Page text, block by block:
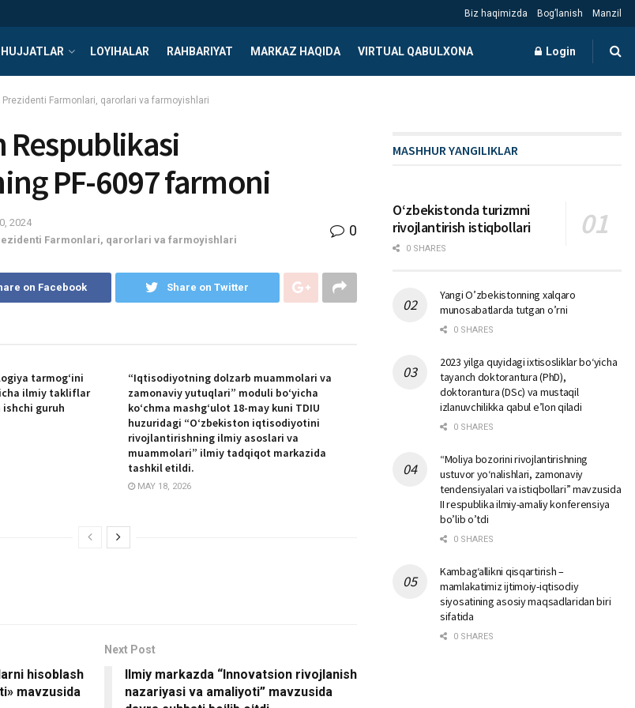
Biz haqimizda Bog’lanish Manzil
HUJJATLAR LOYIHALAR RAHBARIYAT MARKAZ HAQIDA VIRTUAL QABULXONA Login
Farmonlari, qarorlari va farmoyishlari
Respublikasi
PF-6097 farmoni
2024
Farmonlari, qarorlari va farmoyishlari
0
on Facebook Share on Twitter
tarmog‘ini
ilmiy takliflar
guruh
“Iqtisodiyotning dolzarb muammolari va
zamonaviy yutuqlari” moduli boʻyicha
koʻchma mashgʻulot 18-may kuni TDIU
huzuridagi “Oʻzbekiston iqtisodiyotini
rivojlantirishning ilmiy asoslari va
muammolari” ilmiy tadqiqot markazida
tashkil etildi.
MAY 18, 2026
hisoblash
mavzusida
Next Post
Ilmiy markazda “Innovatsion rivojlanish
nazariyasi va amaliyoti” mavzusida
MASHHUR YANGILIKLAR
Oʻzbekistonda turizmni
rivojlantirish istiqbollari
0 SHARES
Yangi O’zbekistonning xalqaro
munosabatlarda tutgan o’rni
0 SHARES
2023 yilga quyidagi ixtisosliklar bо‘yicha
tayanch doktorantura (PhD),
doktorantura (DSc) va mustaqil
izlanuvchilikka qabul e’lon qiladi
0 SHARES
“Moliya bozorini rivojlantirishning
ustuvor yo‘nalishlari, zamonaviy
tendensiyalari va istiqbollari” mavzusida
II respublika ilmiy-amaliy konferensiya
bo’lib o’tdi
0 SHARES
Kambag‘allikni qisqartirish –
mamlakatimiz ijtimoiy-iqtisodiy
siyosatining asosiy maqsadlaridan biri
sifatida
0 SHARES